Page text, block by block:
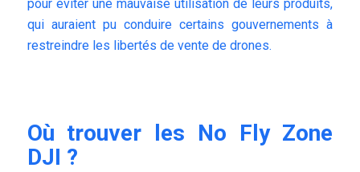
pour éviter une mauvaise utilisation de leurs produits,
qui auraient pu conduire certains gouvernements à
restreindre les libertés de vente de drones.
Où trouver les No Fly Zone
DJI ?